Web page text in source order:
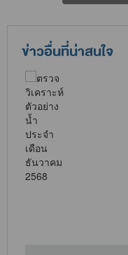
ข่าวอื่นที่น่าสนใจ